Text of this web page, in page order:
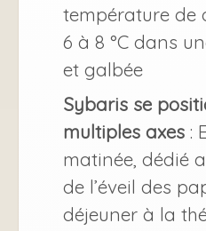
température de
6 à 8 °C dans
et galbée
Sybaris se
multiples axes :
matinée, dédié
de l’éveil des
déjeuner à la